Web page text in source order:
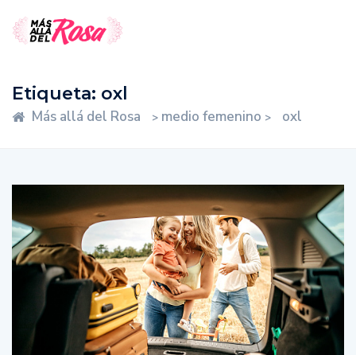
Etiqueta: oxl
Más allá del Rosa > medio femenino > oxl